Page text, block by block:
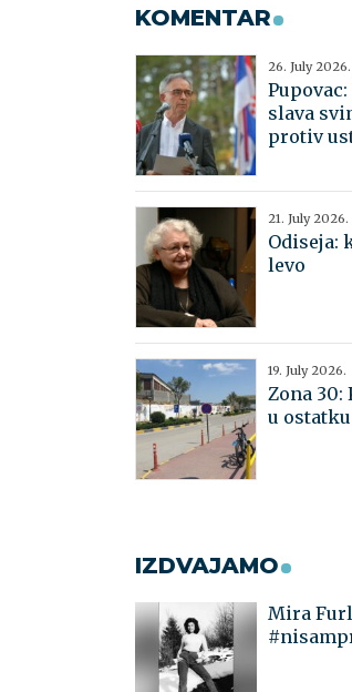
KOMENTAR
26. July 2026.
slava
protiv
21. July 2026.
Odiseja:
levo
19. July 2026.
Zona 30:
u
IZDVAJAMO
Mira